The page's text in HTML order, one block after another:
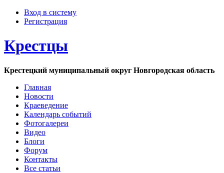
Вход в систему
Регистрация
Крестцы
Крестецкий муниципальный округ Новгородская область
Главная
Новости
Краеведение
Календарь событий
Фотогалереи
Видео
Блоги
Форум
Контакты
Все статьи